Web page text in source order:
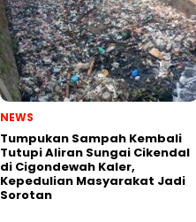
NEWS
Tumpukan Sampah Kembali
Tutupi Aliran Sungai Cikendal
di Cigondewah Kaler,
Kepedulian Masyarakat Jadi
Sorotan